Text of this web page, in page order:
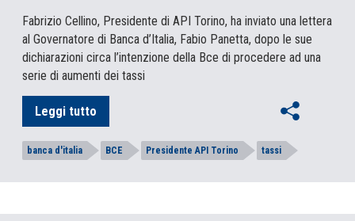
Fabrizio Cellino, Presidente di API Torino, ha inviato una lettera
al Governatore di Banca d’Italia, Fabio Panetta, dopo le sue
dichiarazioni circa l’intenzione della Bce di procedere ad una
serie di aumenti dei tassi
Leggi tutto
banca d'italia BCE Presidente API Torino tassi